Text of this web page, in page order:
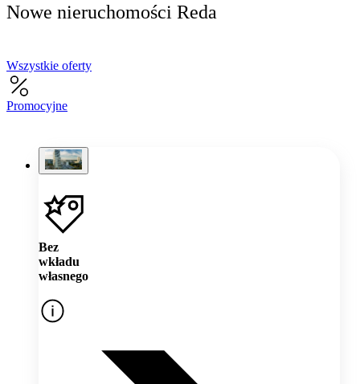
Nowe nieruchomości Reda
Wszystkie oferty
Promocyjne
Bez
wkładu
własnego